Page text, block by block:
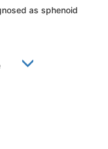
as sphenoid